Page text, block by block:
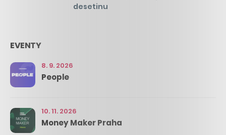
desetinu
EVENTY
8. 9. 2026
People
10. 11. 2026
Money Maker Praha